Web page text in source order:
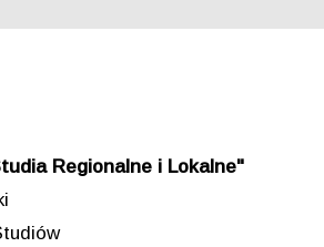
Regionalne i Lokalne"